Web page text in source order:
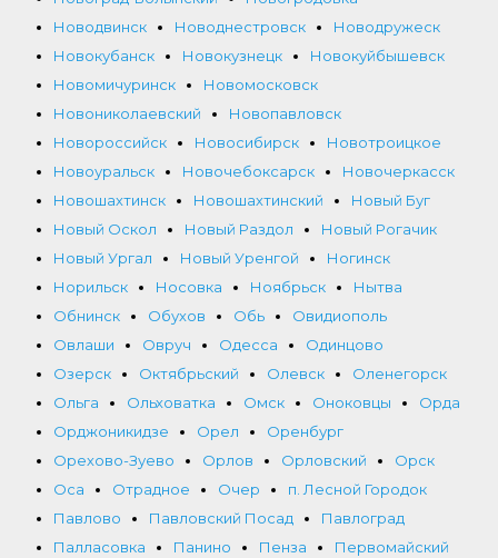
Новодвинск
Новоднестровск
Новодружеск
Новокубанск
Новокузнецк
Новокуйбышевск
Новомичуринск
Новомосковск
Новониколаевский
Новопавловск
Новороссийск
Новосибирск
Новотроицкое
Новоуральск
Новочебоксарск
Новочеркасск
Новошахтинск
Новошахтинский
Новый Буг
Новый Оскол
Новый Раздол
Новый Рогачик
Новый Ургал
Новый Уренгой
Ногинск
Норильск
Носовка Ноябрьск
Нытва
Обнинск
Обухов Обь
Овидиополь
Овлаши
Овруч Одесса
Одинцово
Озерск
Октябрьский Олевск
Оленегорск
Ольга
Ольховатка Омск Оноковцы
Орда
Орджоникидзе
Орел
Оренбург
Орехово-Зуево
Орлов Орловский
Орск
Оса
Отрадное Очер
п. Лесной Городок
Павлово
Павловский Посад
Павлоград
Палласовка
Панино Пенза
Первомайский